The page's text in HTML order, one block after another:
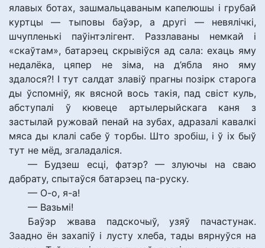
ялавых ботах, зашмальцаваным капелюшы і грубай
куртцы — тыповы баўэр, а другі — невялічкі,
шчупленькі паўінтэлігент. Раззлаваны немкай і
«скаўтам», батарэец скрывіўся ад сала: ехаць яму
недалёка, цяпер не зіма, на д’ябла яно яму
здалося?! І тут салдат злавіў прагны позірк старога
ды ўспомніў, як вясной вось такія, пад свіст куль,
абступалі ў кювеце артылерыйскага каня з
застылай ружовай пенай на зубах, адразалі кавалкі
мяса ды клалі сабе ў торбы. Што зробіш, і ў іх быў
тут не мёд, згаладаліся.
— Будзеш есці, фатэр? — злуючы на сваю
дабрату, спытаўся батарэец па-руску.
— О-о, я-а!
— Вазьмі!
Баўэр жвава падскочыў, узяў пачастунак.
Заадно ён захапіў і лусту хлеба, тады вярнуўся на